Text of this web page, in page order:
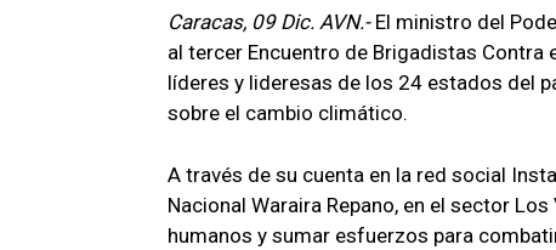
Caracas, 09 Dic. AVN.- El ministro del
al tercer Encuentro de Brigadistas Contra
líderes y lideresas de los 24 estados del
sobre el cambio climático.
A través de su cuenta en la red social
Nacional Waraira Repano, en el sector
humanos y sumar esfuerzos para